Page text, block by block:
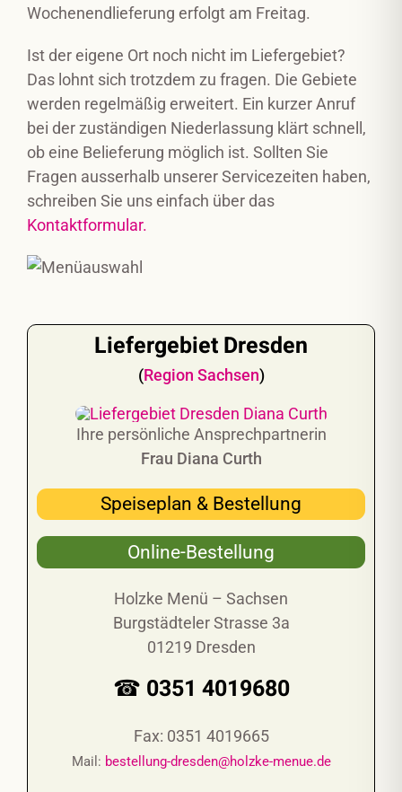
Wochenendlieferung erfolgt am Freitag.
Ist der eigene Ort noch nicht im Liefergebiet?
Das lohnt sich trotzdem zu fragen. Die Gebiete
werden regelmäßig erweitert. Ein kurzer Anruf
bei der zuständigen Niederlassung klärt schnell,
ob eine Belieferung möglich ist. Sollten Sie
Fragen ausserhalb unserer Servicezeiten haben,
schreiben Sie uns einfach über das
Kontaktformular.
Liefergebiet Dresden
(Region Sachsen)
Ihre persönliche Ansprechpartnerin
Frau Diana Curth
Speiseplan & Bestellung
Online-Bestellung
Holzke Menü – Sachsen
Burgstädteler Strasse 3a
01219 Dresden
☎ 0351 4019680
Fax: 0351 4019665
Mail: bestellung-dresden@holzke-menue.de